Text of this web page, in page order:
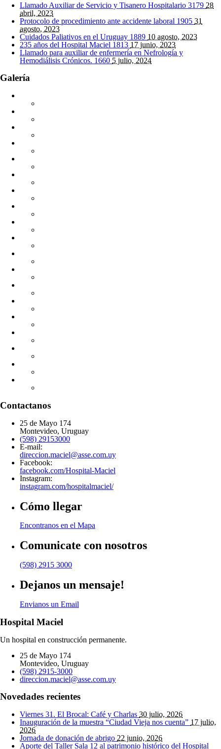
Llamado Auxiliar de Servicio y Tisanero Hospitalario 3179 28
abril, 2023
Protocolo de procedimiento ante accidente laboral 1905 31
agosto, 2023
Cuidados Paliativos en el Uruguay 1889 10 agosto, 2023
235 años del Hospital Maciel 1813 17 junio, 2023
Llamado para auxiliar de enfermería en Nefrología y
Hemodiálisis Crónicos. 1660 5 julio, 2024
Galería
Contactanos
25 de Mayo 174
Montevideo, Uruguay
(598) 29153000
E-mail:
direccion.maciel@asse.com.uy
Facebook:
facebook.com/Hospital-Maciel
Instagram:
instagram.com/hospitalmaciel/
Cómo llegar
Encontranos en el Mapa
Comunicate con nosotros
(598) 2915 3000
Dejanos un mensaje!
Envianos un Email
Hospital Maciel
Un hospital en construcción permanente.
25 de Mayo 174
Montevideo, Uruguay
(598) 2915-3000
direccion.maciel@asse.com.uy
Novedades recientes
Viernes 31. El Brocal: Café y Charlas 30 julio, 2026
Inauguración de la muestra “Ciudad Vieja nos cuenta” 17 julio,
2026
Jornada de donación de abrigo 22 junio, 2026
Aporte del Taller Sala 12 al patrimonio histórico del Hospital